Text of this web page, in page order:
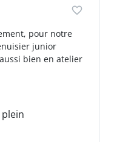
pour notre
junior
bien en atelier